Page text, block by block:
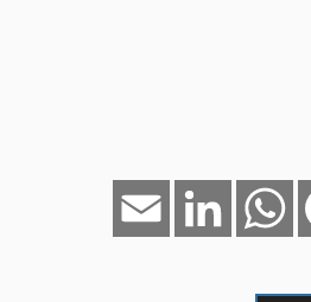
LinkedIn
Email